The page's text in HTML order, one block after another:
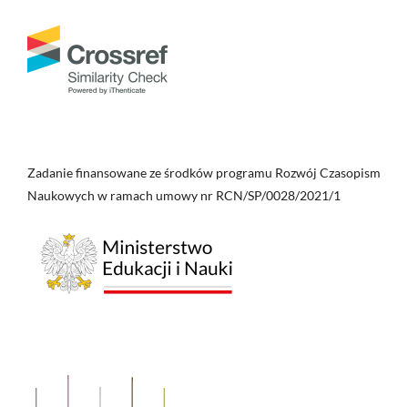
Zadanie finansowane ze środków programu Rozwój Czasopism
Naukowych w ramach umowy nr RCN/SP/0028/2021/1